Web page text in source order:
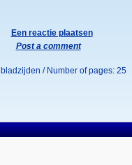
Een reactie plaatsen
Post a comment
/ Number of pages: 25